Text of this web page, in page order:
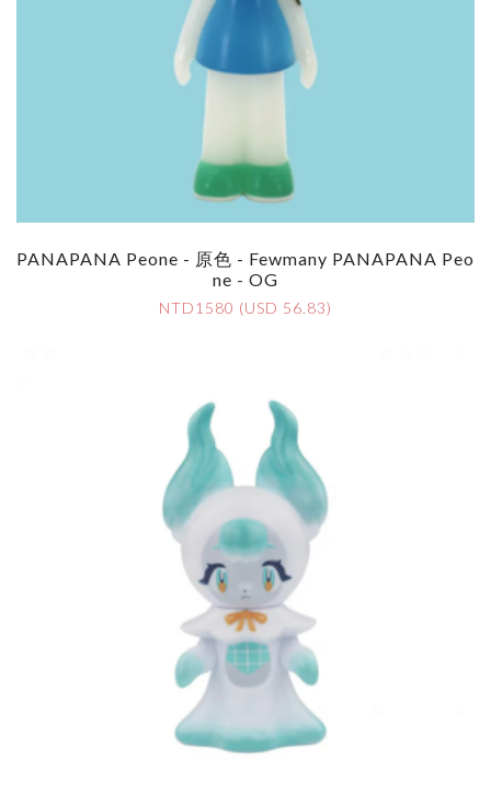
PANAPANA Peone - 原色 - Fewmany PANAPANA Peo
Ne - OG
NTD1580 (USD 56.83)